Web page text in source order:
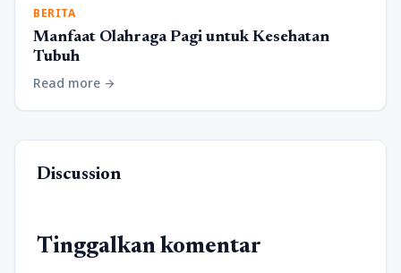
BERITA
Manfaat Olahraga Pagi untuk Kesehatan
Tubuh
Read more arrow_forward
Discussion
Tinggalkan komentar